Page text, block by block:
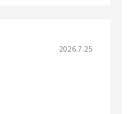
2026.7.25